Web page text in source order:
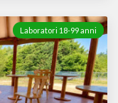
Laboratori 18-99 anni